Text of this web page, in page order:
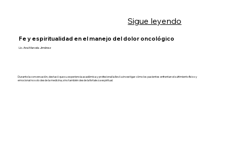
Sigue leyendo
Fe y espiritualidad en el manejo del dolor oncológico
Lic. Ana Marcela Jiménez
Durante la conversación, destacó que su experiencia académica y profesional la llevó a investigar cómo los pacientes enfrentan el sufrimiento físico y
emocional no solo desde la medicina, sino también desde la fortaleza espiritual.